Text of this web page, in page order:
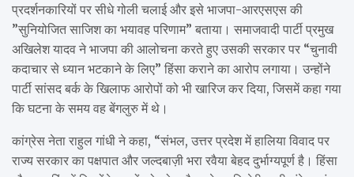
प्रदर्शनकारियों पर सीधे गोली चलाई और इसे भाजपा-आरएसएस की
”सुनियोजित साजिश का भयावह परिणाम” बताया। समाजवादी पार्टी प्रमुख
अखिलेश यादव ने भाजपा की आलोचना करते हुए उसकी सरकार पर “चुनावी
कदाचार से ध्यान भटकाने के लिए” हिंसा कराने का आरोप लगाया। उन्होंने
पार्टी सांसद बर्क के खिलाफ आरोपों को भी खारिज कर दिया, जिसमें कहा गया
कि घटना के समय वह बेंगलुरु में थे।
कांग्रेस नेता राहुल गांधी ने कहा, “संभल, उत्तर प्रदेश में हालिया विवाद पर
राज्य सरकार का पक्षपात और जल्दबाज़ी भरा रवैया बेहद दुर्भाग्यपूर्ण है। हिंसा